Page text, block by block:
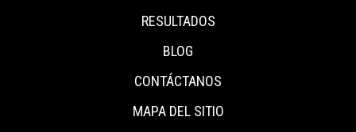
RESULTADOS
BLOG
CONTÁCTANOS
MAPA DEL SITIO